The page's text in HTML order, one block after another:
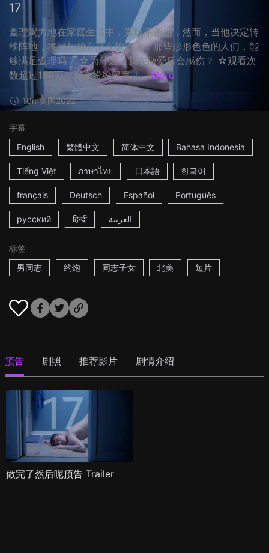
17
查理竭力地在家庭生活中，索取亲密感，然而，当他决定转
移阵地，将目标放在交友软体上，那些形形色色的人们，能
够满足查理吗？ ☆为什麽，我在做爱后会感伤？ ☆观看次
数超过160万，观众纷纷留言「... More
10m美国2022
字幕
English
繁體中文 简体中文 Bahasa Indonesia
Tiếng Việt ภาษาไทย 日本語 한국어
français Deutsch Español Português
русский हिन्दी العربية
标签
男同志
约炮 同志子女 北美 短片
预告 剧照 推荐影片 剧情介绍
做完了然后呢预告 Trailer